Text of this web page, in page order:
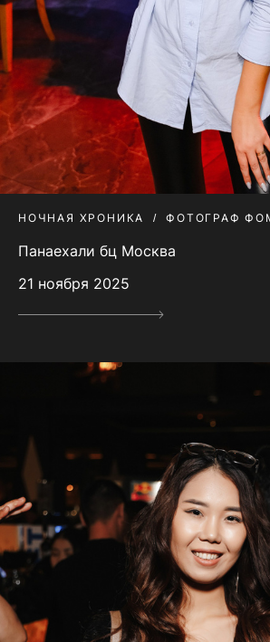
НОЧНАЯ ХРОНИКА ФОТОГРАФ
Панаехали бц Москва
21 ноября 2025